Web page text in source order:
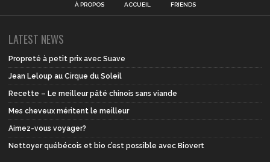
À PROPOS ACCUEIL FRIENDS
LATEST NEWS
Propreté à petit prix avec Suave
Jean Leloup au Cirque du Soleil
Recette – Le meilleur pâté chinois sans viande
Mes cheveux méritent le meilleur
Aimez-vous voyager?
Nettoyer québécois et bio c’est possible avec Biovert